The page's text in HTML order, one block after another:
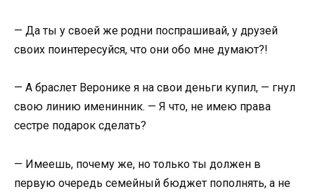
— Да ты у своей же родни поспрашивай, у друзей
своих поинтересуйся, что они обо мне думают?!
— А браслет Веронике я на свои деньги купил, — гнул
свою линию именинник. — Я что, не имею права
сестре подарок сделать?
— Имеешь, почему же, но только ты должен в
первую очередь семейный бюджет пополнять, а не